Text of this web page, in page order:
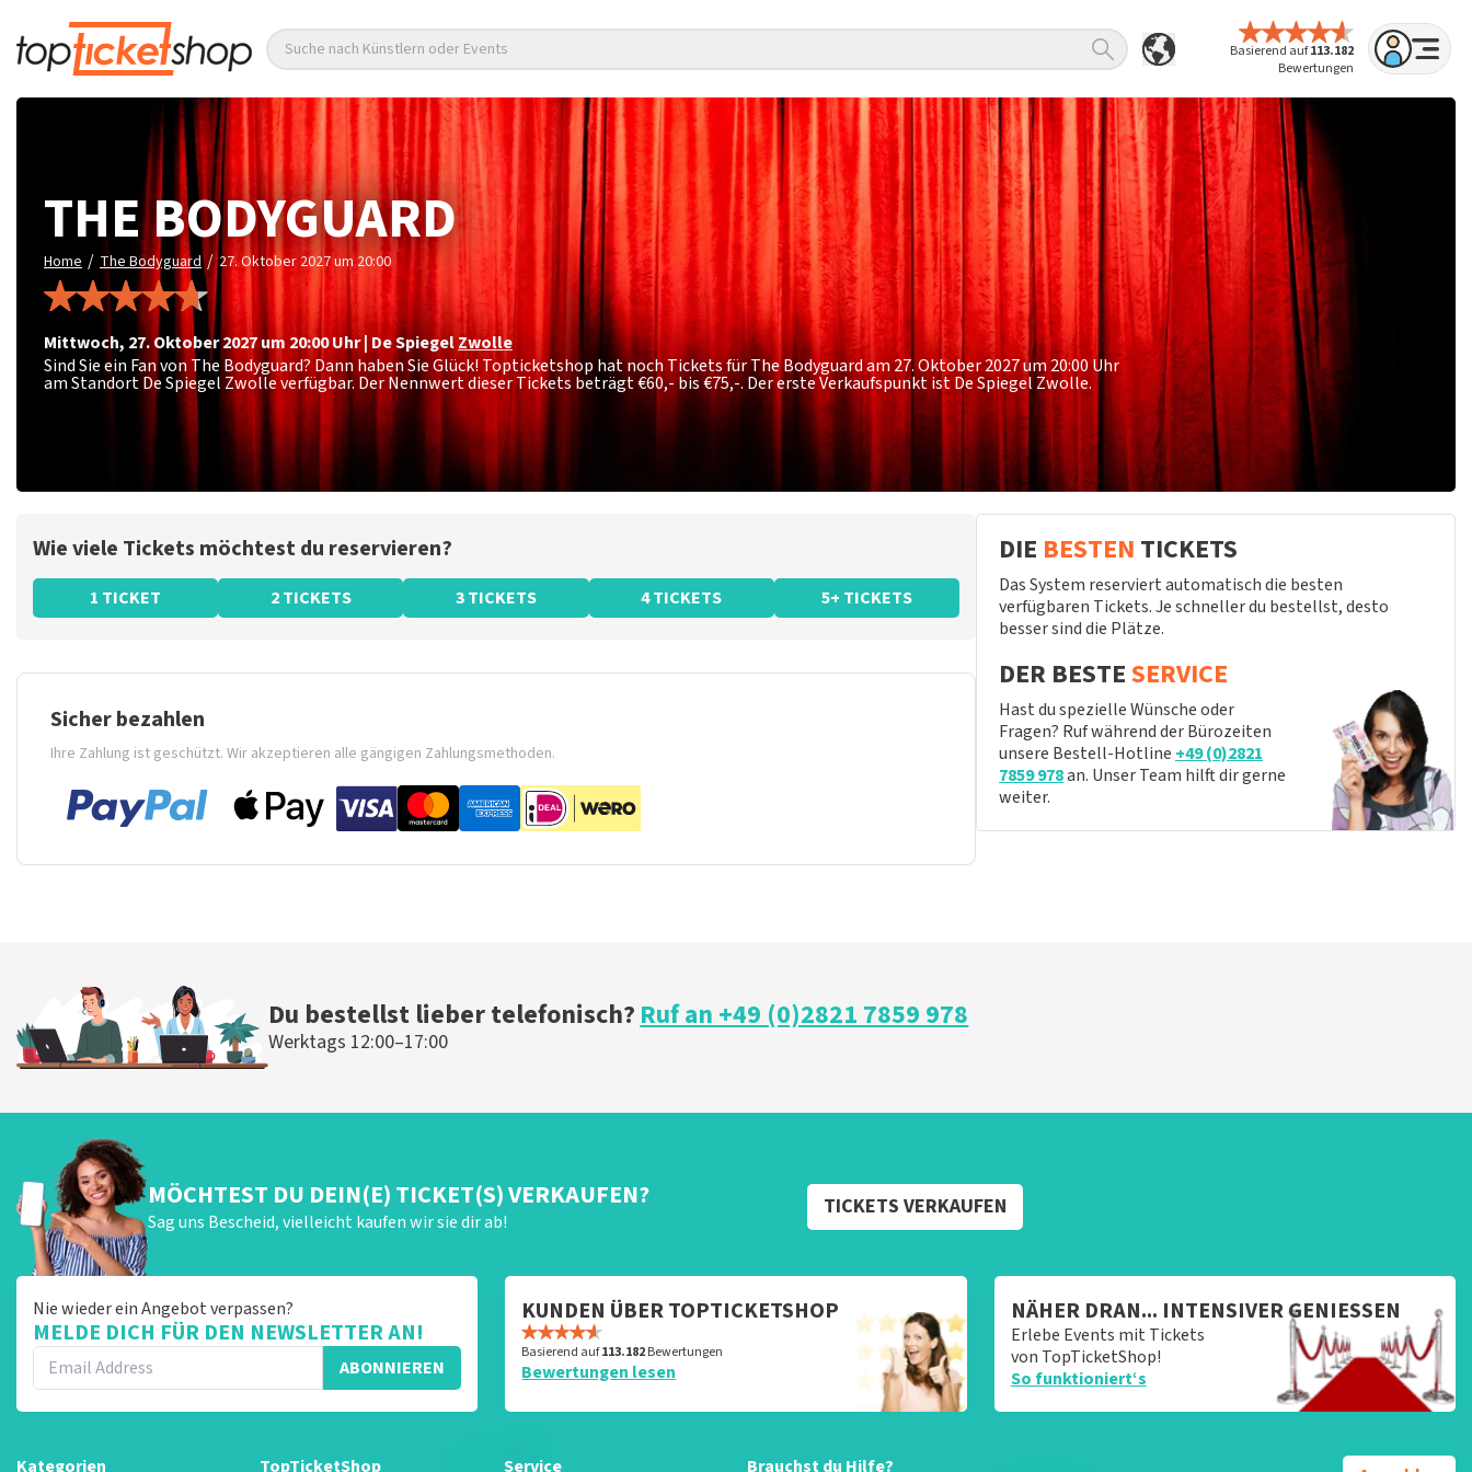
Basierend auf113.182
Bewertungen
Suche nach Künstlern oder Events
THE BODYGUARD
Home / The Bodyguard / 27. Oktober 2027 um 20:00
Mittwoch, 27. Oktober 2027 um 20:00Uhr|De SpiegelZwolle
Sind Sie ein Fan von The Bodyguard? Dann haben Sie Glück! Topticketshop hat noch Tickets für The Bodyguard am 27. Oktober 2027 um 20:00 Uhr
am Standort De Spiegel Zwolle verfügbar. Der Nennwert dieser Tickets beträgt€60,- bis €75,-. Der erste Verkaufspunkt ist De Spiegel Zwolle.
Wie viele Tickets möchtest du reservieren?
1 TICKET 2 TICKETS 3 TICKETS 4 TICKETS 5+ TICKETS
Sicher bezahlen
Ihre Zahlung ist geschützt. Wir akzeptieren alle gängigen Zahlungsmethoden.
DIE BESTEN TICKETS
Das System reserviert automatisch die besten
verfügbaren Tickets. Je schneller du bestellst, desto
besser sind die Plätze.
DER BESTESERVICE
Hast du spezielle Wünsche oder
Fragen? Ruf während der Bürozeiten
unsere Bestell-Hotline +49 (0)2821
7859 978an. Unser Team hilft dir gerne
weiter.
Du bestellst lieber telefonisch?Ruf an +49 (0)2821 7859 978
Werktags 12:00–17:00
MÖCHTEST DU DEIN(E) TICKET(S) VERKAUFEN?
Sag uns Bescheid, vielleicht kaufen wir sie dir ab!
TICKETS VERKAUFEN
Nie wieder ein Angebot verpassen?
MELDE DICH FÜR DEN NEWSLETTER AN!
ABONNIEREN
KUNDEN ÜBER TOPTICKETSHOP
Basierend auf113.182Bewertungen
Bewertungen lesen
NÄHER DRAN... INTENSIVER GENIESSEN
Erlebe Events mit Tickets
von TopTicketShop!
So funktioniert‘s
Kategorien TopTicketShop Service Brauchst du Hilfe?